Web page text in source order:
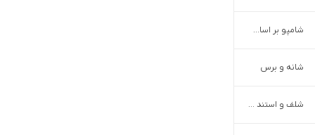
شامپو بر اساس برند
شانه و برس
شلف و استند رومیزی